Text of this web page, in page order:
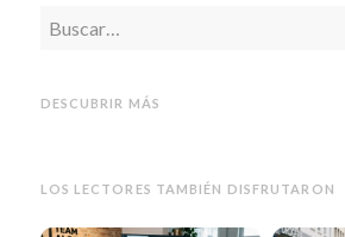
DESCUBRIR MÁS
marketing, publicidad -
LOS LECTORES TAMBIÉN DISFRUTARON